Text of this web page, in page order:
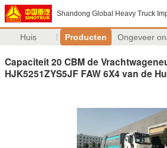
Shandong Global Heavy Truck
Huis Producten Ongeveer
Capaciteit 20 CBM de
HJK5251ZYS5JF FAW 6X4 van de